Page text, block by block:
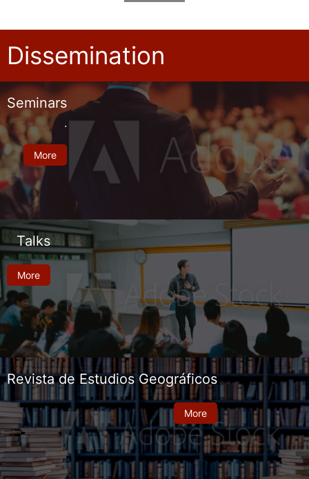
Dissemination
Seminars
.
More
Talks
More
Revista de Estudios Geográficos
More